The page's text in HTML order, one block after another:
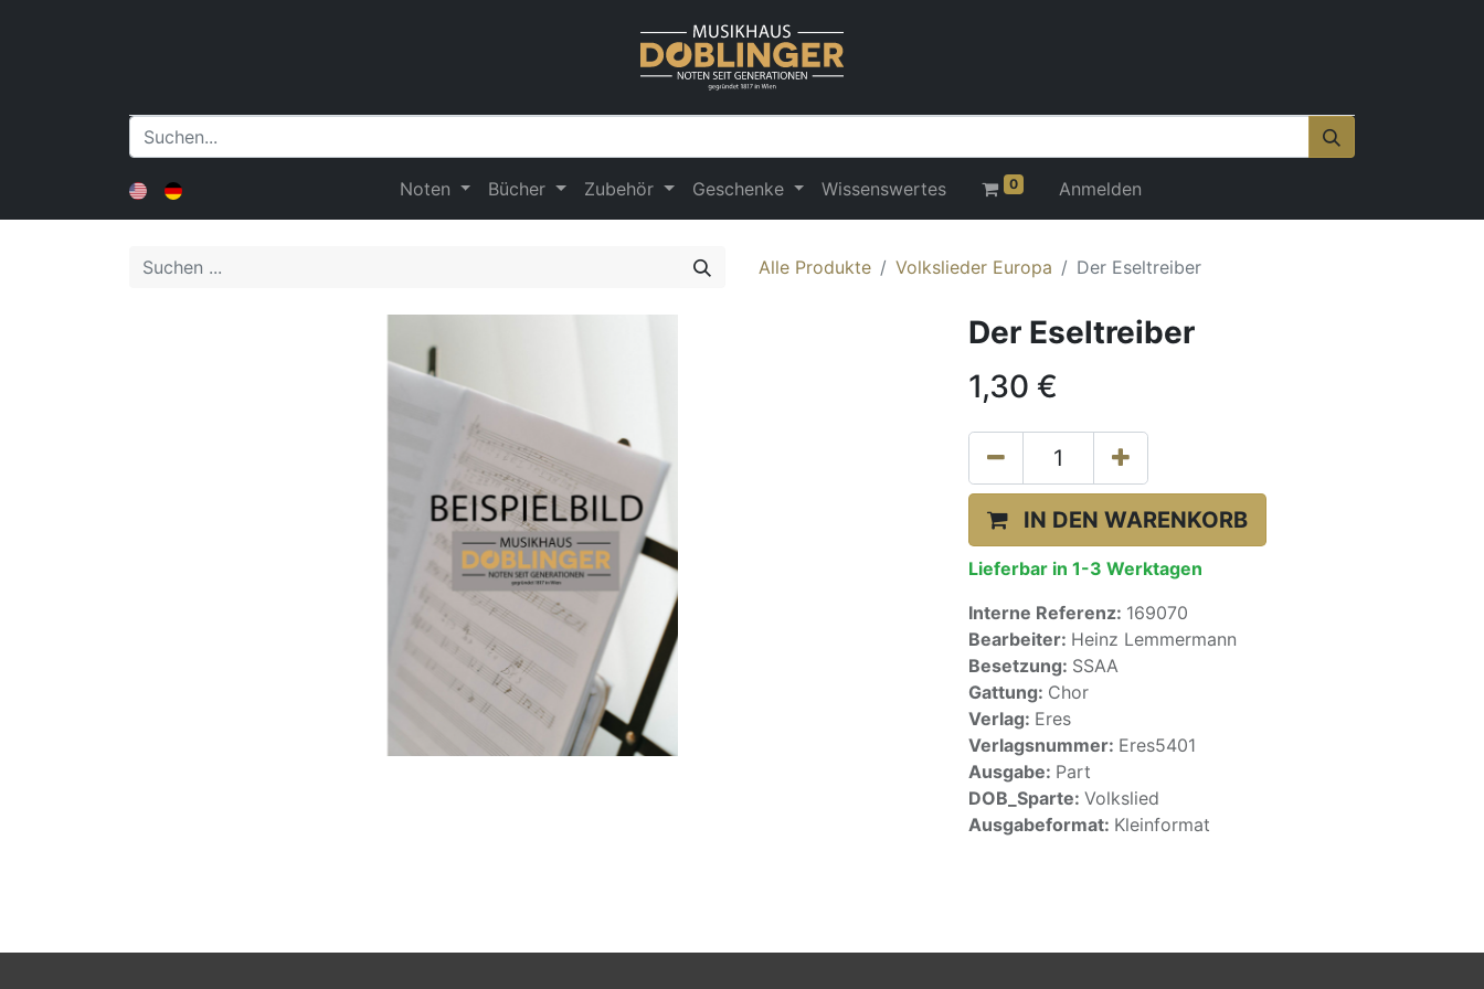
Noten Bücher Zubehör Geschenke Wissenswertes 0 Anmelden
Alle Produkte Volkslieder Europa Der Eseltreiber
Der Eseltreiber
1,30 €
IN DEN WARENKORB
Lieferbar in 1-3 Werktagen
Interne Referenz: 169070
Bearbeiter: Heinz Lemmermann
Besetzung: SSAA
Gattung: Chor
Verlag: Eres
Verlagsnummer: Eres5401
Ausgabe: Part
DOB_Sparte: Volkslied
Ausgabeformat: Kleinformat